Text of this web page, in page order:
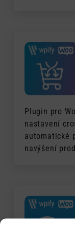
Plugin pro
nastavení
automatické
navýšení